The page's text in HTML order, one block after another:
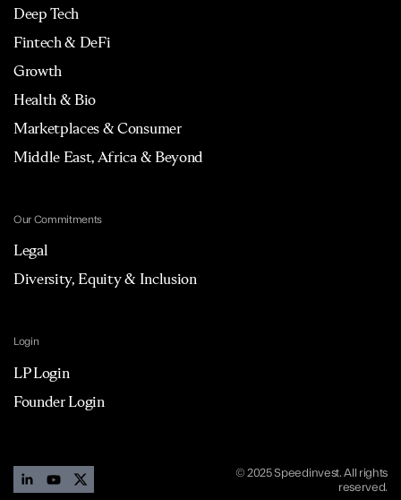
Deep Tech
Fintech & DeFi
Growth
Health & Bio
Marketplaces & Consumer
Middle East, Africa & Beyond
Our Commitments
Legal
Diversity, Equity & Inclusion
Login
LP Login
Founder Login
© 2025 Speedinvest. All rights
reserved.